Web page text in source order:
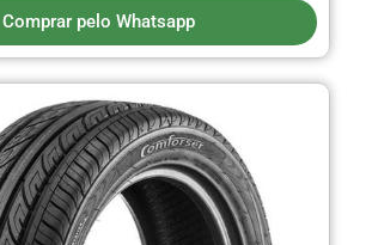
Comprar pelo Whatsapp